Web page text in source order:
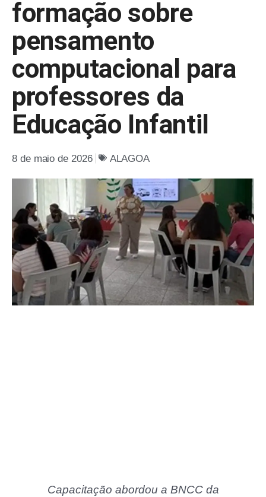
formação sobre
pensamento
computacional para
professores da
Educação Infantil
8 de maio de 2026 ALAGOA
Capacitação abordou a BNCC da